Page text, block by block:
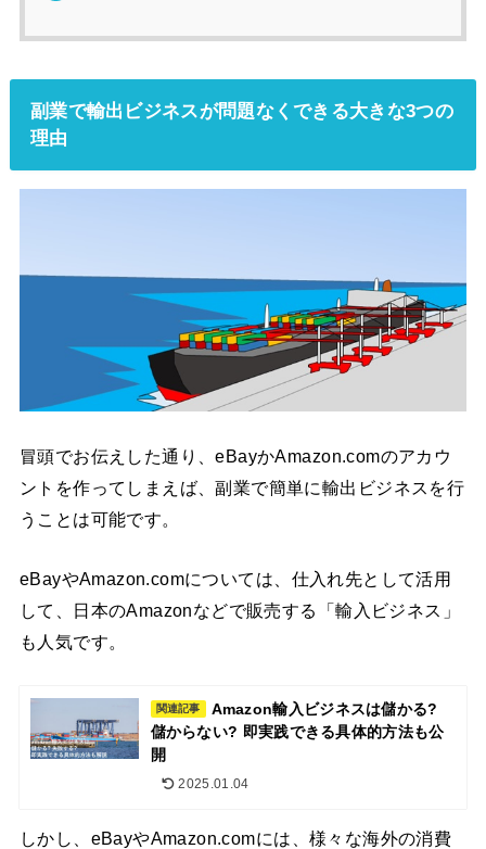
副業で輸出ビジネスが問題なくできる大きな3つの
理由
冒頭でお伝えした通り、eBayかAmazon.comのアカウ
ントを作ってしまえば、副業で簡単に輸出ビジネスを行
うことは可能です。
eBayやAmazon.comについては、仕入れ先として活用
して、日本のAmazonなどで販売する「輸入ビジネス」
も人気です。
関連記事
Amazon輸入ビジネスは儲かる?
儲からない? 即実践できる具体的方法も公
開
2025.01.04
しかし、eBayやAmazon.comには、様々な海外の消費